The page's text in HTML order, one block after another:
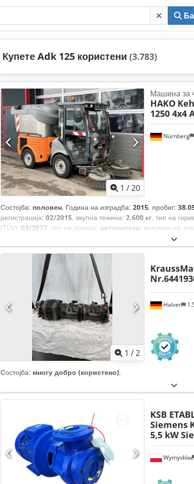
Купете Adk 125 користени (3.783)
1 /20
Nürnberg
Машина за
HAKO
1250 4x4
Состојба: половен, Година на изградба: 2015, пробег:
регистрација: 02/2015, вкупна тежина: 2.600 кг, тип на
(TÜV): 03/2027, тип на пренос: автоматски, волумен на
1.100 мм
број на седишта:1, Опрема:клима уред, погон на сите
1 /2
Halver
Состојба: многу добро (користено),
Wymysłów
KSB
Siemens
5,5 kW